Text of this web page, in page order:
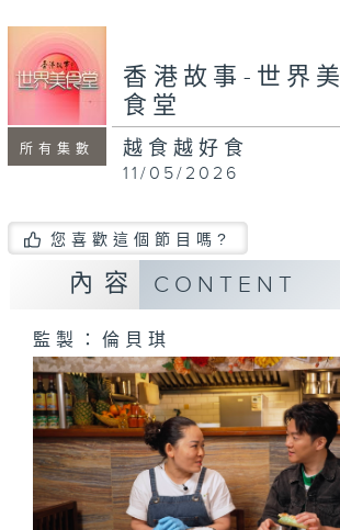
minutes,
seconds
所有集數
香港故事-世界美
食堂
越食越好食
11/05/2026
您喜歡這個節目嗎?
內容 CONTENT
監製：倫貝琪